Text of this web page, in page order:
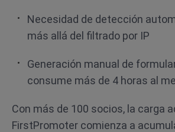
Necesidad de detección
más allá del filtrado por IP
Generación manual de
consume más de 4 horas al
Con más de 100 socios, la carga
FirstPromoter comienza a